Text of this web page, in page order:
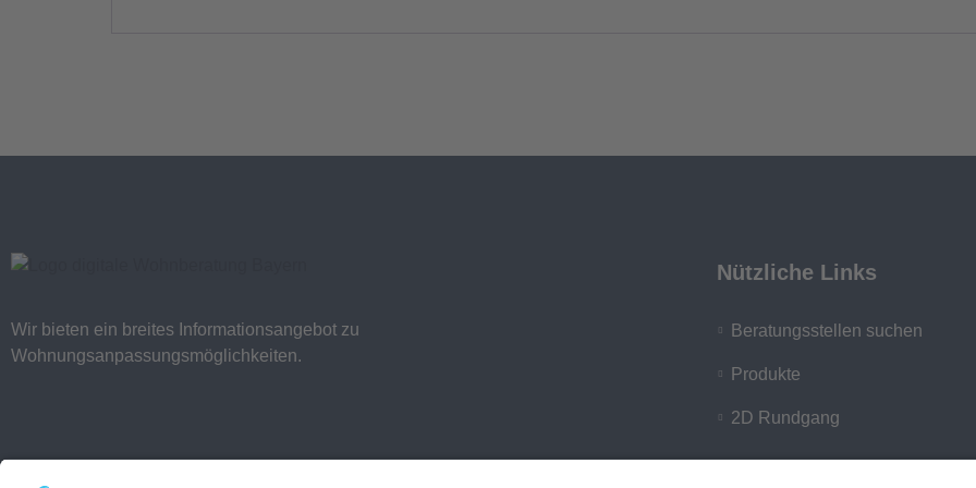
Wir bieten ein breites Informationsangebot zu
Wohnungsanpassungsmöglichkeiten.
Nützliche Links
Beratungsstellen suchen
Produkte
2D Rundgang